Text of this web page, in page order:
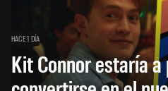
HACE 1 DÍA
Kit Connor estaría a